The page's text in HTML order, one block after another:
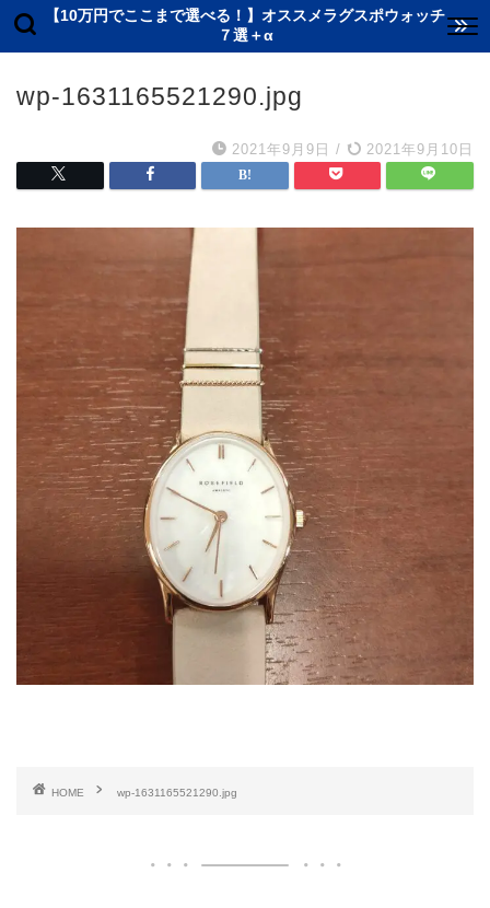
【10万円でここまで選べる！】オススメラグスポウォッチ
７選＋α
wp-1631165521290.jpg
2021年9月9日 / 2021年9月10日
HOME wp-1631165521290.jpg